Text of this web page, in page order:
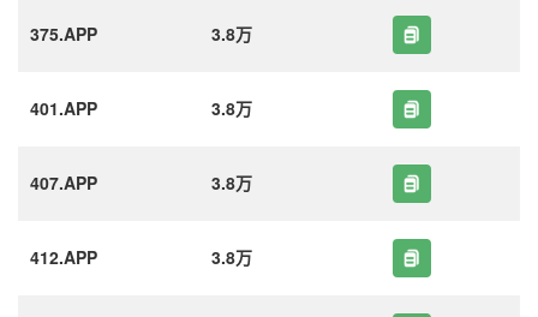
375.APP 3.8万
401.APP 3.8万
407.APP 3.8万
412.APP 3.8万